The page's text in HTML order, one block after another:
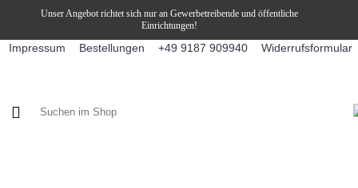
Unser Angebot richtet sich nur an Gewerbetreibende und öffentliche
Einrichtungen!
Impressum Bestellungen +49 9187 909940 Widerrufsformular